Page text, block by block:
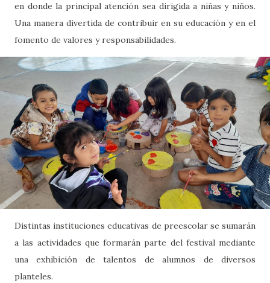
en donde la principal atención sea dirigida a niñas y niños.
Una manera divertida de contribuir en su educación y en el
fomento de valores y responsabilidades.
Distintas instituciones educativas de preescolar se sumarán
a las actividades que formarán parte del festival mediante
una exhibición de talentos de alumnos de diversos
planteles.